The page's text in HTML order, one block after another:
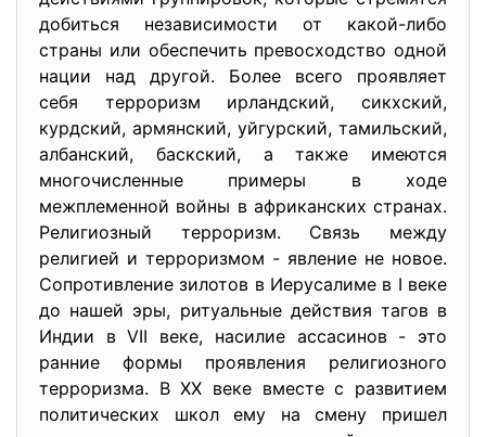
добиться независимости от какой-либо
страны или обеспечить превосходство одной
нации над другой. Более всего проявляет
себя терроризм ирландский, сикхский,
курдский, армянский, уйгурский, тамильский,
албанский, баскский, а также имеются
многочисленные примеры в ходе
межплеменной войны в африканских странах.
Религиозный терроризм. Связь между
религией и терроризмом - явление не новое.
Сопротивление зилотов в Иерусалиме в I веке
до нашей эры, ритуальные действия тагов в
Индии в VII веке, насилие ассасинов - это
ранние формы проявления религиозного
терроризма. В XX веке вместе с развитием
политических школ ему на смену пришел